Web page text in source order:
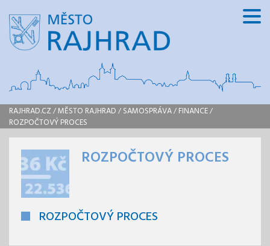
RAJHRAD.CZ /MĚSTO RAJHRAD / SAMOSPRÁVA/ FINANCE/
ROZPOČTOVÝ PROCES
ROZPOČTOVÝ PROCES
ROZPOČTOVÝ PROCES